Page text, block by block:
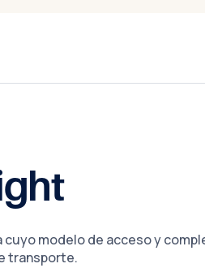
modelo de acceso y
transporte.